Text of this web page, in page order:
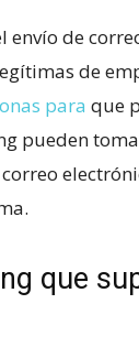
‌de
de
para que
pueden
que